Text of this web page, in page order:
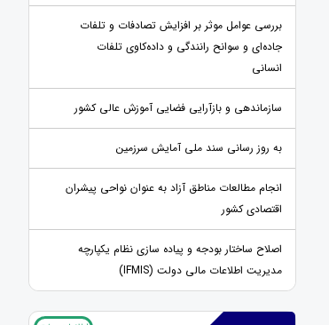
بررسی عوامل موثر بر افزایش تصادفات و تلفات
جاده‌ای و سوانح رانندگی و داده‌کاوی تلفات
انسانی
سازماندهی و بازآرایی فضایی آموزش عالی کشور
به روز رسانی سند ملی آمایش سرزمین
انجام مطالعات مناطق آزاد به عنوان نواحی پیشران
اقتصادی کشور
اصلاح ساختار بودجه و پیاده سازی نظام یکپارچه
مدیریت اطلاعات مالی دولت (IFMIS)